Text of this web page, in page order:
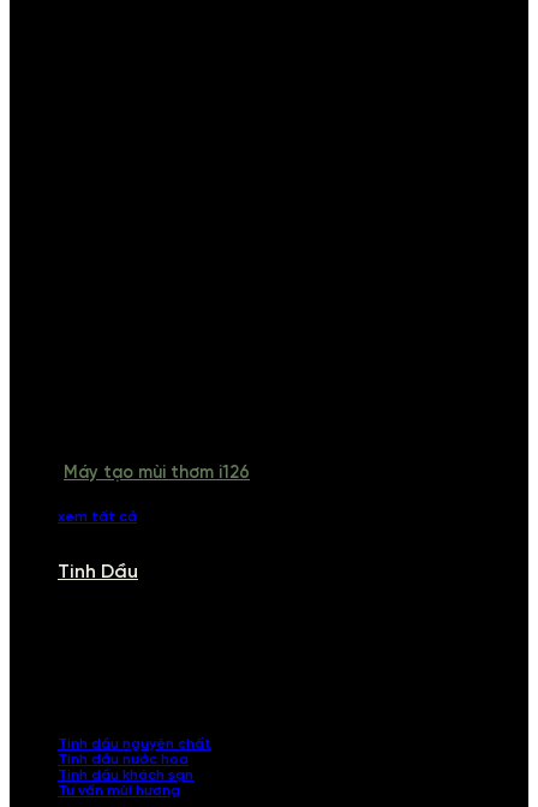
Máy tạo mùi thơm i126
xem tất cả
Tinh Dầu
Tinh dầu nguyên chất
Tinh dầu nước hoa
Tinh dầu khách sạn
Tư vấn mùi hương